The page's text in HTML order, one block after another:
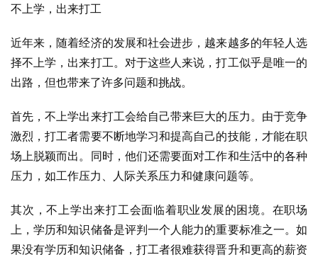
不上学，出来打工
近年来，随着经济的发展和社会进步，越来越多的年轻人选
择不上学，出来打工。对于这些人来说，打工似乎是唯一的
出路，但也带来了许多问题和挑战。
首先，不上学出来打工会给自己带来巨大的压力。由于竞争
激烈，打工者需要不断地学习和提高自己的技能，才能在职
场上脱颖而出。同时，他们还需要面对工作和生活中的各种
压力，如工作压力、人际关系压力和健康问题等。
其次，不上学出来打工会面临着职业发展的困境。在职场
上，学历和知识储备是评判一个人能力的重要标准之一。如
果没有学历和知识储备，打工者很难获得晋升和更高的薪资